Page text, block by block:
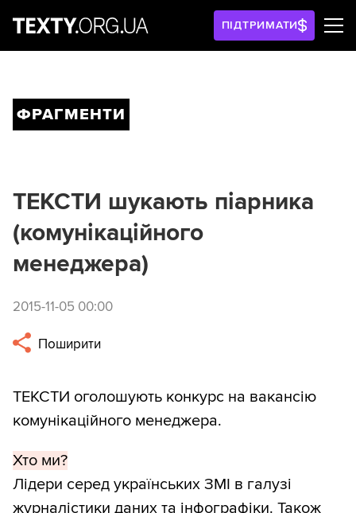
ПІДТРИМАТИ
ФРАГМЕНТИ
ТЕКСТИ шукають піарника
(комунікаційного
менеджера)
2015-11-05 00:00
Поширити
ТЕКСТИ оголошують конкурс на вакансію
комунікаційного менеджера.
Хто ми?
Лідери серед українських ЗМІ в галузі
журналістики даних та інфографіки. Також